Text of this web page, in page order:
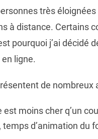
très éloignées
à distance. Certains
pourquoi j’ai
ligne.
de nombreux
est moins cher q’un
temps d’animation du